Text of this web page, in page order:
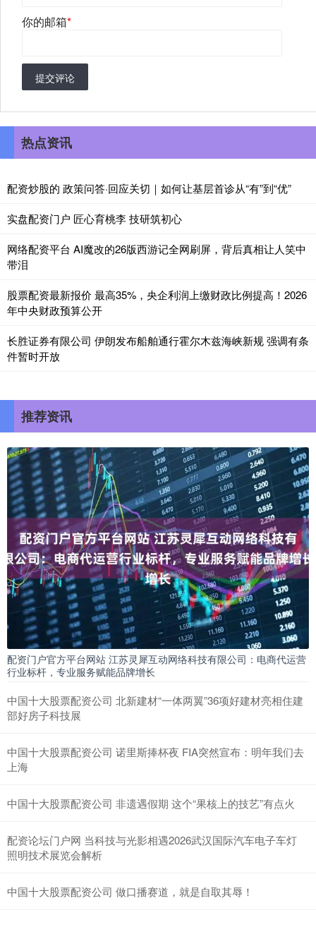
你的邮箱*
提交评论
热点资讯
配资炒股的 政策问答·回应关切｜如何让基层首诊从“有”到“优”
实盘配资门户 匠心育桃李 技研筑初心
网络配资平台 AI魔改的26版西游记全网刷屏，背后真相让人笑中
带泪
股票配资最新报价 最高35%，央企利润上缴财政比例提高！2026
年中央财政预算公开
长胜证券有限公司 伊朗发布船舶通行霍尔木兹海峡新规 强调有条
件暂时开放
推荐资讯
配资门户官方平台网站 江苏灵犀互动网络科技有限公司：电商代运营
行业标杆，专业服务赋能品牌增长
中国十大股票配资公司 北新建材“一体两翼”36项好建材亮相住建
部好房子科技展
中国十大股票配资公司 诺里斯捧杯夜 FIA突然宣布：明年我们去
上海
中国十大股票配资公司 非遗遇假期 这个“果核上的技艺”有点火
配资论坛门户网 当科技与光影相遇2026武汉国际汽车电子车灯
照明技术展览会解析
中国十大股票配资公司 做口播赛道，就是自取其辱！